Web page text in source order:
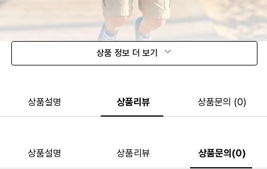
상품 정보 더 보기
상품설명 상품리뷰 상품문의 (0)
상품설명 상품리뷰 상품문의(0)